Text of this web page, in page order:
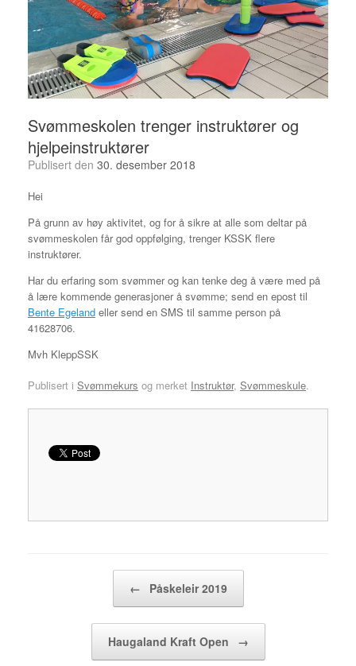
Svømmeskolen trenger instruktører og
hjelpeinstruktører
Publisert den 30. desember 2018
Hei
På grunn av høy aktivitet, og for å sikre at alle som deltar på
svømmeskolen får god oppfølging, trenger KSSK flere
instruktører.
Har du erfaring som svømmer og kan tenke deg å være med på
å lære kommende generasjoner å svømme; send en epost til
Bente Egeland eller send en SMS til samme person på
41628706.
Mvh KleppSSK
Publisert i Svømmekurs og merket Instruktør, Svømmeskule.
← Påskeleir 2019
Haugaland Kraft Open →